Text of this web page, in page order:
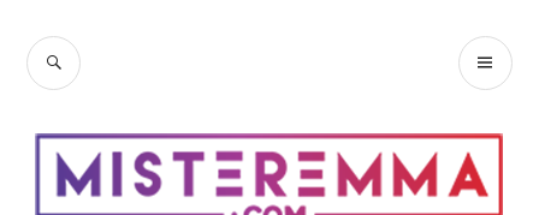
contenu
RECHERCHE